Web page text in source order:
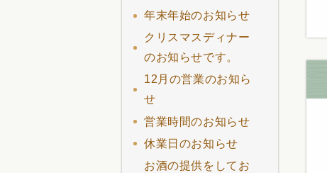
年末年始のお知らせ
クリスマスディナー
のお知らせです。
12月の営業のお知ら
せ
営業時間のお知らせ
休業日のお知らせ
お酒の提供をしてお